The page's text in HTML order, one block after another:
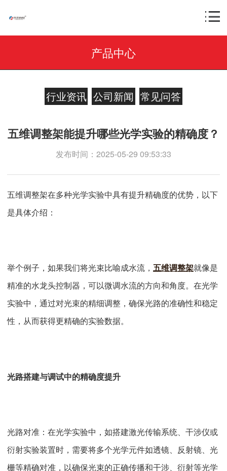
产品中心
行业资讯 公司新闻 常见问答
五维调整架能提升哪些光学实验的精确度？
发布时间：2025-05-29 09:53:33
五维调整架在多种光学实验中具有提升精确度的优势，以下
是具体介绍：
举个例子，如果我们将光束比喻成水流， 五维调整架就像是
精准的水龙头控制器，可以微调水流的方向和角度。在光学
实验中，通过对光束的精细调整，确保光路的准确性和稳定
性，从而获得更精确的实验数据。
光路搭建与调试中的精确度提升
光路对准：在光学实验中，如搭建激光传输系统、干涉仪或
衍射实验装置时，需要将多个光学元件如透镜、反射镜、光
栅等精确对准，以确保光束的正确传播和干涉、衍射等光学